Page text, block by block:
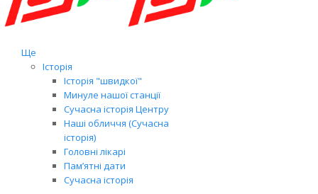
Ще
Історія
Історія "швидкої"
Минуле нашої станції
Сучасна історія Центру
Наші обличчя (Сучасна
історія)
Головні лікарі
Пам’ятні дати
Сучасна історія